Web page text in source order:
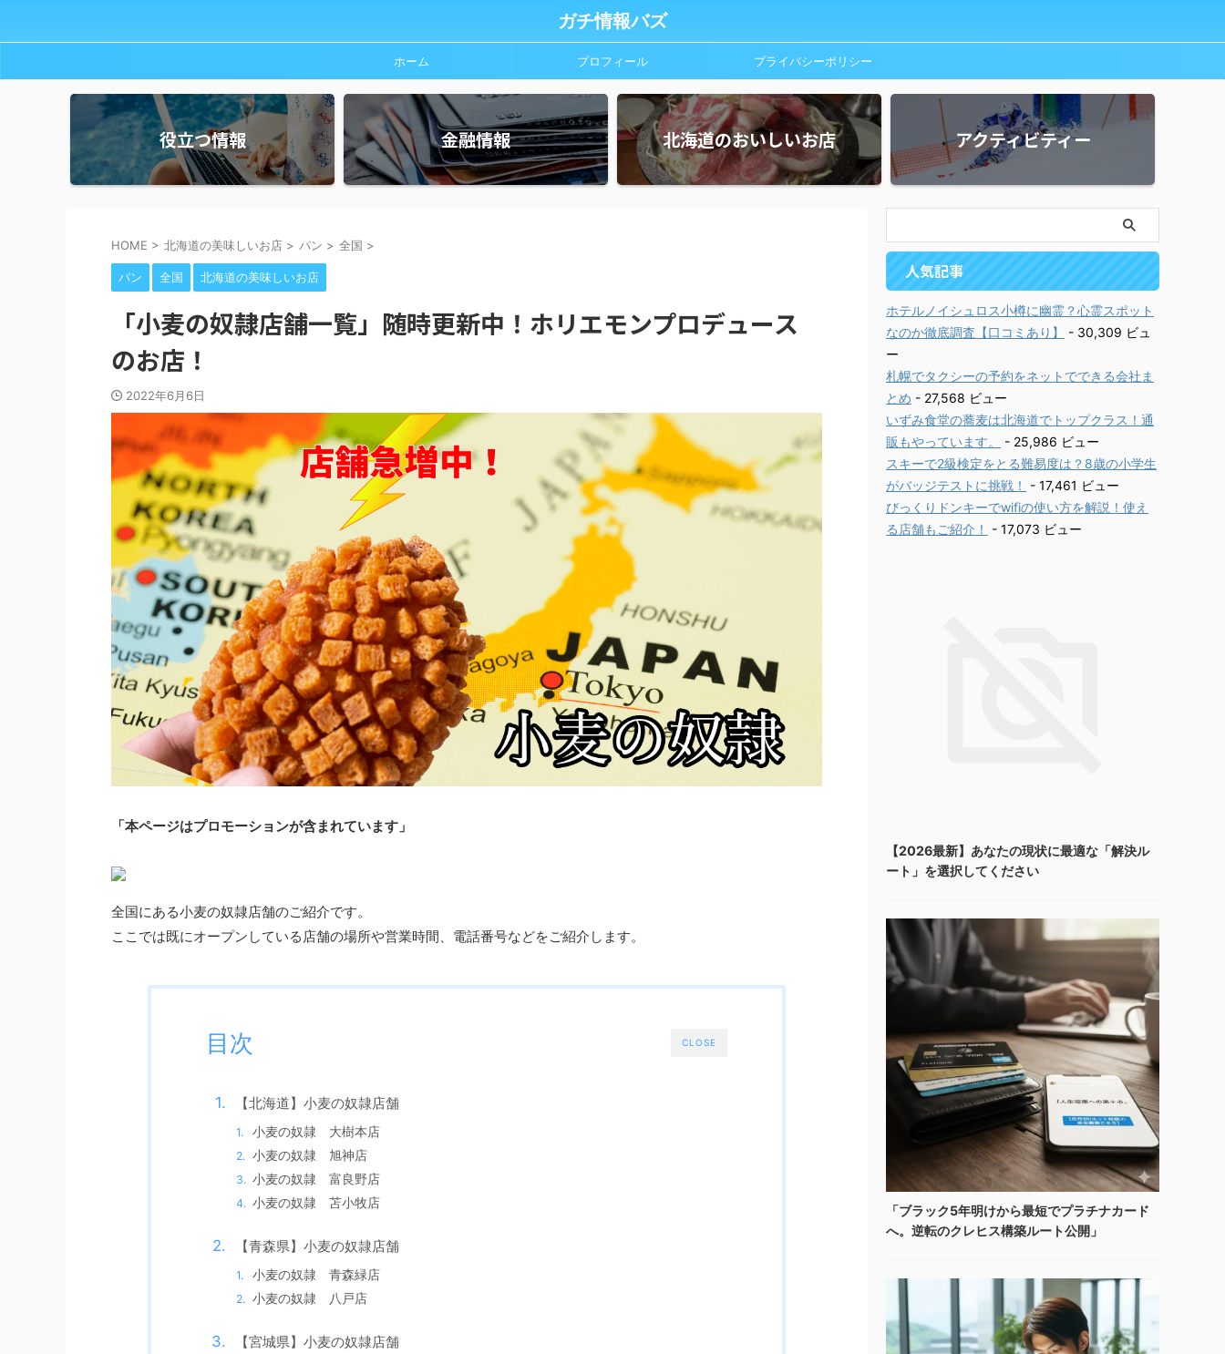
ガチ情報バズ
ホーム プロフィール プライバシーポリシー
役立つ情報 金融情報 北海道のおいしいお店 アクティビティー
HOME > 北海道の美味しいお店 > パン > 全国 >
パン 全国 北海道の美味しいお店
「小麦の奴隷店舗一覧」随時更新中！ホリエモンプロデュース
のお店！
2022年6月6日
「本ページはプロモーションが含まれています」
全国にある小麦の奴隷店舗のご紹介です。
ここでは既にオープンしている店舗の場所や営業時間、電話番号などをご紹介します。
CLOSE
目次
【北海道】小麦の奴隷店舗
小麦の奴隷 大樹本店
小麦の奴隷 旭神店
小麦の奴隷 富良野店
小麦の奴隷 苫小牧店
【青森県】小麦の奴隷店舗
小麦の奴隷 青森緑店
小麦の奴隷 八戸店
【宮城県】小麦の奴隷店舗
人気記事
ホテルノイシュロス小樽に幽霊？心霊スポット
なのか徹底調査【口コミあり】
- 30,309 ビュ
ー
札幌でタクシーの予約をネットでできる会社ま
とめ - 27,568 ビュー
いずみ食堂の蕎麦は北海道でトップクラス！通
販もやっています。
- 25,986 ビュー
スキーで2級検定をとる難易度は？8歳の小学生
がバッジテストに挑戦！
- 17,461 ビュー
びっくりドンキーでwifiの使い方を解説！使え
る店舗もご紹介！
- 17,073 ビュー
【2026最新】あなたの現状に最適な「解決ル
ート」を選択してください
「ブラック5年明けから最短でプラチナカード
へ。逆転のクレヒス構築ルート公開」